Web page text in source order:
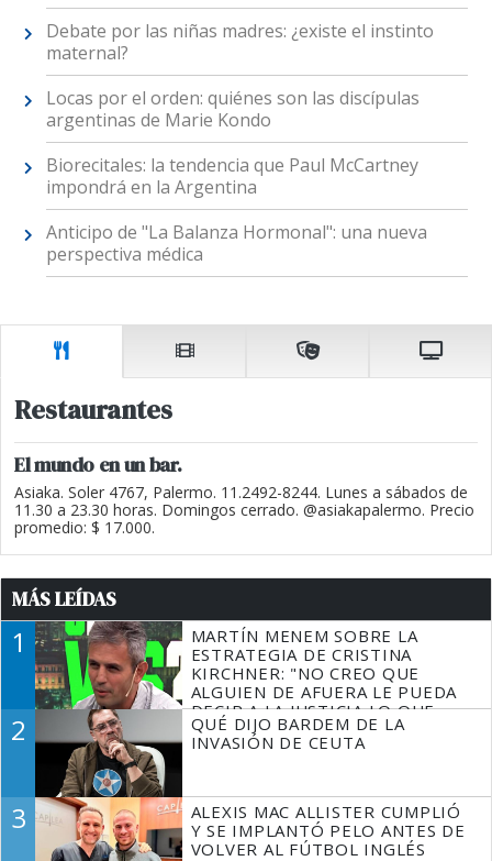
Debate por las niñas madres: ¿existe el instinto
maternal?
Locas por el orden: quiénes son las discípulas
argentinas de Marie Kondo
Biorecitales: la tendencia que Paul McCartney
impondrá en la Argentina
Anticipo de "La Balanza Hormonal": una nueva
perspectiva médica
Restaurantes
El mundo en un bar.
Asiaka. Soler 4767, Palermo. 11.2492-8244. Lunes a sábados de
11.30 a 23.30 horas. Domingos cerrado. @asiakapalermo. Precio
promedio: $ 17.000.
MÁS LEÍDAS
1
MARTÍN MENEM SOBRE LA
ESTRATEGIA DE CRISTINA
KIRCHNER: "NO CREO QUE
ALGUIEN DE AFUERA LE PUEDA
DECIR A LA JUSTICIA LO QUE
TIENE QUE HACER"
2
QUÉ DIJO BARDEM DE LA
INVASIÓN DE CEUTA
3
ALEXIS MAC ALLISTER CUMPLIÓ
Y SE IMPLANTÓ PELO ANTES DE
VOLVER AL FÚTBOL INGLÉS